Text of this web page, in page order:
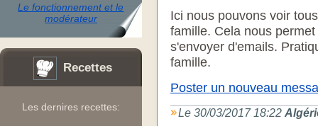
Le fonctionnement et le
modérateur
Recettes
Les dernires recettes:
Ici nous pouvons voir
famille. Cela nous
s'envoyer d'emails.
famille.
Poster un nouveau
Le 30/03/2017 18:22